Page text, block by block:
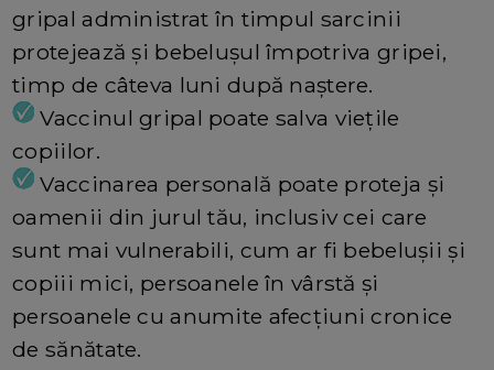
gripal administrat în timpul sarcinii
protejează și bebelușul împotriva gripei,
timp de câteva luni după naștere.
Vaccinul gripal poate salva viețile
copiilor.
Vaccinarea personală poate proteja și
oamenii din jurul tău, inclusiv cei care
sunt mai vulnerabili, cum ar fi bebelușii și
copiii mici, persoanele în vârstă și
persoanele cu anumite afecțiuni cronice
de sănătate.